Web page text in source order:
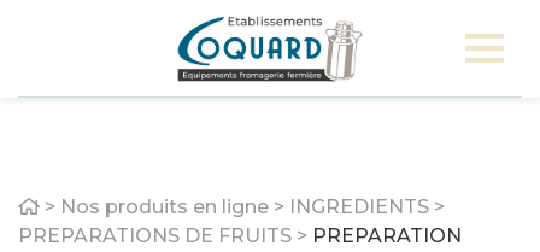
Home
> Nos produits en ligne > INGREDIENTS >
PREPARATIONS DE FRUITS > PREPARATION